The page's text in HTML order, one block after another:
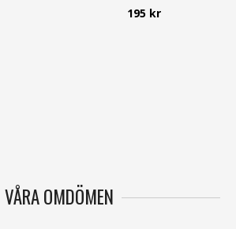
195 kr
VÅRA OMDÖMEN